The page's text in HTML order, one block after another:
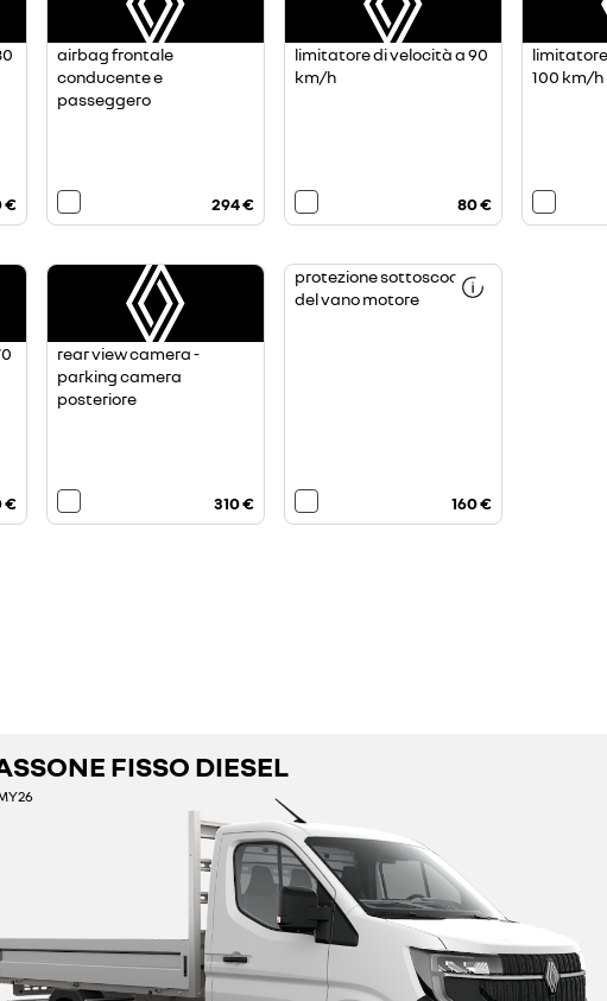
€
airbag frontale
conducente e
passeggero
294 €
limitatore di velocità a 90
km/h
80 €
100 km/h
€
rear view camera -
parking camera
posteriore
310 €
protezione sottoscocca
del vano motore
160 €
FISSO DIESEL